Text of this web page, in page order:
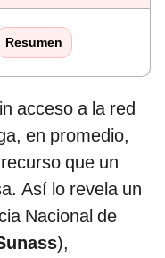
Resumen
acceso a la red
en promedio,
que un
Así lo revela un
Nacional de
),